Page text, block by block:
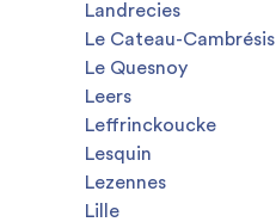
Landrecies
Le Cateau-Cambrésis
Le Quesnoy
Leers
Leffrinckoucke
Lesquin
Lezennes
Lille